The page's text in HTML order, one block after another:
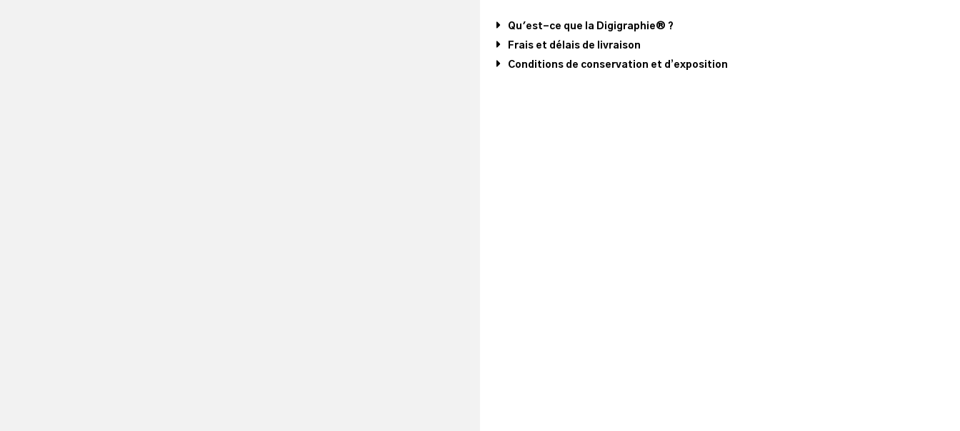
Qu'est-ce que la Digigraphie® ?
Frais et délais de livraison
Conditions de conservation et d’exposition